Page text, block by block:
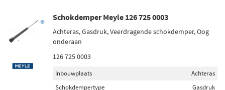
Schokdemper Meyle 126 725 0003
Achteras, Gasdruk, Veerdragende schokdemper, Oog
onderaan
126 725 0003
Inbouwplaats
Achteras
Schokdempertype
Gasdruk